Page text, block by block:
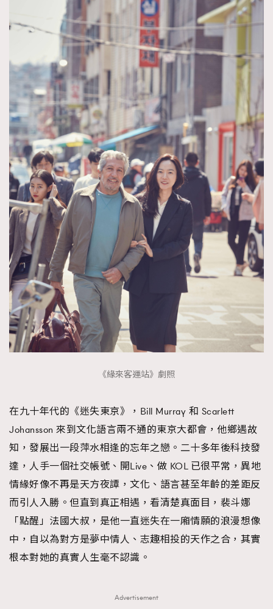
《緣來客運站》劇照
在九十年代的《迷失東京》，Bill Murray 和 Scarlett
Johansson 來到文化語言兩不通的東京大都會，他鄉遇故
知，發展出一段萍水相逢的忘年之戀。二十多年後科技發
達，人手一個社交帳號、開Live、做 KOL 已很平常，異地
情緣好像不再是天方夜譚，文化、語言甚至年齡的差距反
而引人入勝。但直到真正相遇，看清楚真面目，裴斗娜
「點醒」法國大叔，是他一直迷失在一廂情願的浪漫想像
中，自以為對方是夢中情人、志趣相投的天作之合，其實
根本對她的真實人生毫不認識。
Advertisement